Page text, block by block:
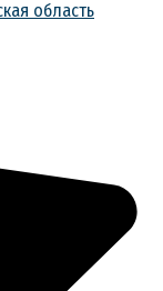
область